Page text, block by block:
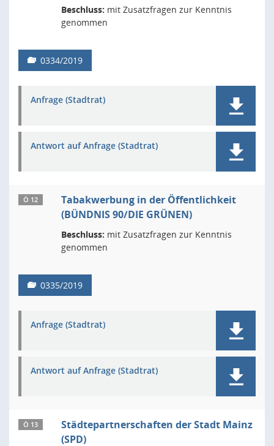
Beschluss: mit Zusatzfragen zur Kenntnis
genommen
0334/2019
Anfrage (Stadtrat)
Antwort auf Anfrage (Stadtrat)
Ö 12
Tabakwerbung in der Öffentlichkeit
(BÜNDNIS 90/DIE GRÜNEN)
Beschluss: mit Zusatzfragen zur Kenntnis
genommen
0335/2019
Anfrage (Stadtrat)
Antwort auf Anfrage (Stadtrat)
Ö 13
Städtepartnerschaften der Stadt Mainz
(SPD)